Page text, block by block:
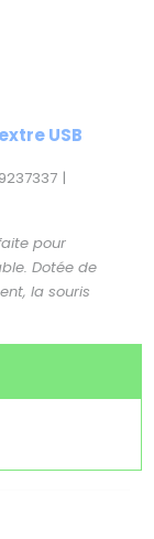
USB
|
pour
Dotée de
la souris